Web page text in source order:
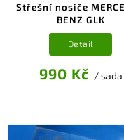
Střešní nosiče
BENZ GLK
990 Kč / sada
Detail